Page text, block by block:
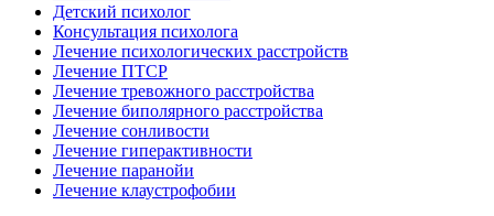
Детский психолог
Консультация психолога
Лечение психологических расстройств
Лечение ПТСР
Лечение тревожного расстройства
Лечение биполярного расстройства
Лечение сонливости
Лечение гиперактивности
Лечение паранойи
Лечение клаустрофобии